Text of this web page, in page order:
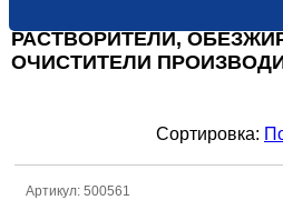
РАСТВОРИТЕЛИ,
ОЧИСТИТЕЛИ
Сортировка:
Артикул: 500561